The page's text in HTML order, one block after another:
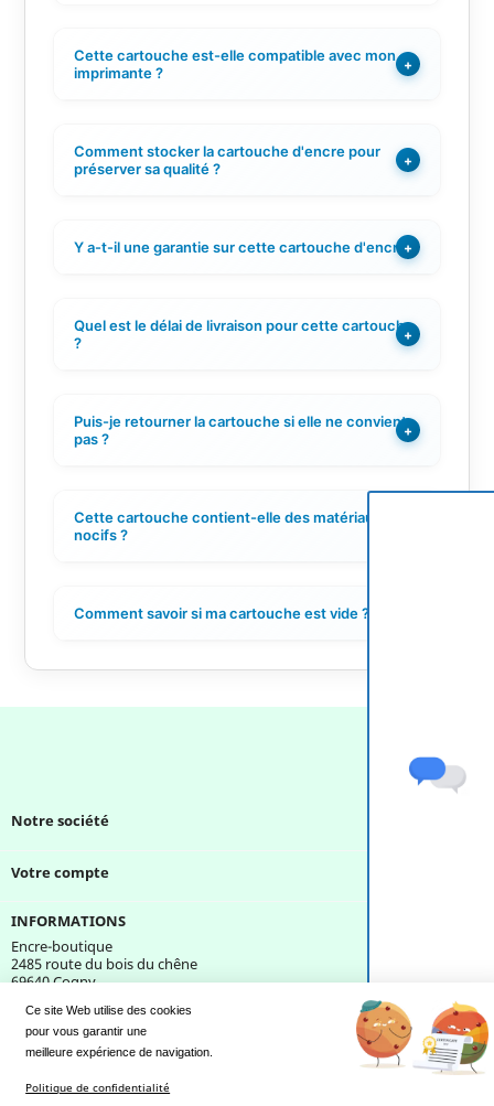
Ce site Web utilise des cookies
pour vous garantir une
meilleure expérience de navigation.
Politique de confidentialité
Une question ?
Cette cartouche est-elle compatible avec mon
imprimante ?
+
Comment stocker la cartouche d'encre pour
préserver sa qualité ?
+
Y a-t-il une garantie sur cette cartouche d'encre ?
+
Quel est le délai de livraison pour cette cartouche
?
+
Puis-je retourner la cartouche si elle ne convient
pas ?
+
Cette cartouche contient-elle des matériaux
nocifs ?
Comment savoir si ma cartouche est vide ?
Notre société
Votre compte
INFORMATIONS
Encre-boutique
2485 route du bois du chêne
69640 Cogny